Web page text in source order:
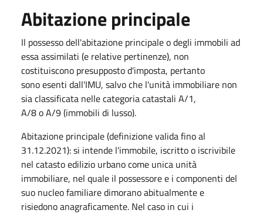
Abitazione principale
Il possesso dell'abitazione principale o degli immobili ad
essa assimilati (e relative pertinenze), non
costituiscono presupposto d'imposta, pertanto
sono esenti dall'IMU, salvo che l'unità immobiliare non
sia classificata nelle categoria catastali A/1,
A/8 o A/9 (immobili di lusso).
Abitazione principale (definizione valida fino al
31.12.2021): si intende l'immobile, iscritto o iscrivibile
nel catasto edilizio urbano come unica unità
immobiliare, nel quale il possessore e i componenti del
suo nucleo familiare dimorano abitualmente e
risiedono anagraficamente. Nel caso in cui i